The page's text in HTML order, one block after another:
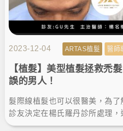
2023-12-04 ARTAS植髮 醫師
【植髮】美型植髮拯救禿
誤的男人！
髮際線植髮也可以很醫美，為了
診友決定在楊氏羅丹診所處理
助，告別禿頭困擾找回濃密，